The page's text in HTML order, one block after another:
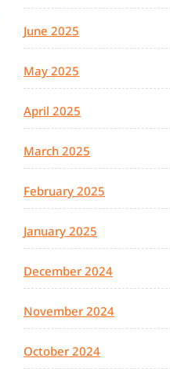
June 2025
May 2025
April 2025
March 2025
February 2025
January 2025
December 2024
November 2024
October 2024